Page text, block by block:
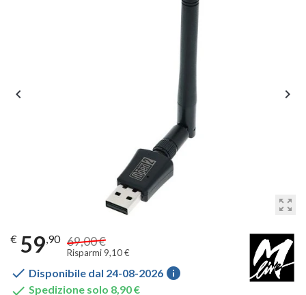
zoom_out_map
 
€ 59,90 69,00 €
Risparmi 9,10 €
 Disponibile dal 24-08-2026 info
 Spedizione solo 8,90 €